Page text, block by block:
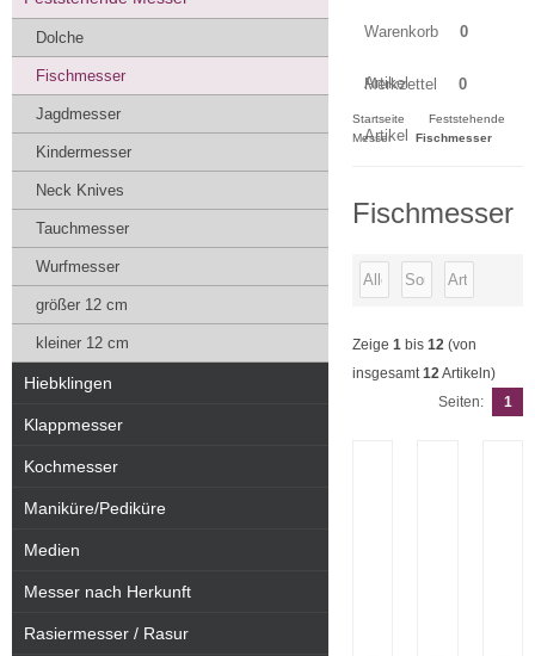
Warenkorb 0
Artikel
Merkzettel 0
Artikel
Startseite
Feststehende
Messer
Fischmesser
Fischmesser
Zeige 1 bis 12 (von
insgesamt12Artikeln)
Seiten:
1
Dolche
Fischmesser
Jagdmesser
Kindermesser
Neck Knives
Tauchmesser
Wurfmesser
größer 12 cm
kleiner 12 cm
Hiebklingen
Klappmesser
Kochmesser
Maniküre/Pediküre
Medien
Messer nach Herkunft
Rasiermesser / Rasur